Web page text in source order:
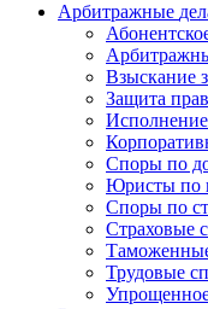
Арбитражные
Взыскание
Защита
Споры по
Юристы по
Споры по
Страховые
Трудовые